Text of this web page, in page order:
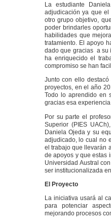
La estudiante
adjudicación ya que
otro grupo objetivo,
poder brindarles
habilidades que
tratamiento. El apoyo
dado que gracias a su
ha enriquecido el
compromiso se han
Junto con ello
proyectos, en el año
Todo lo aprendido en
gracias esa
Por su parte el
Superior (PIES
Daniela Ojeda y su
adjudicado, lo cual no
el trabajo que llevarán
de apoyos y que estas
Universidad Austral
ser institucionalizada
El Proyecto
La iniciativa usará al
para potenciar
mejorando procesos